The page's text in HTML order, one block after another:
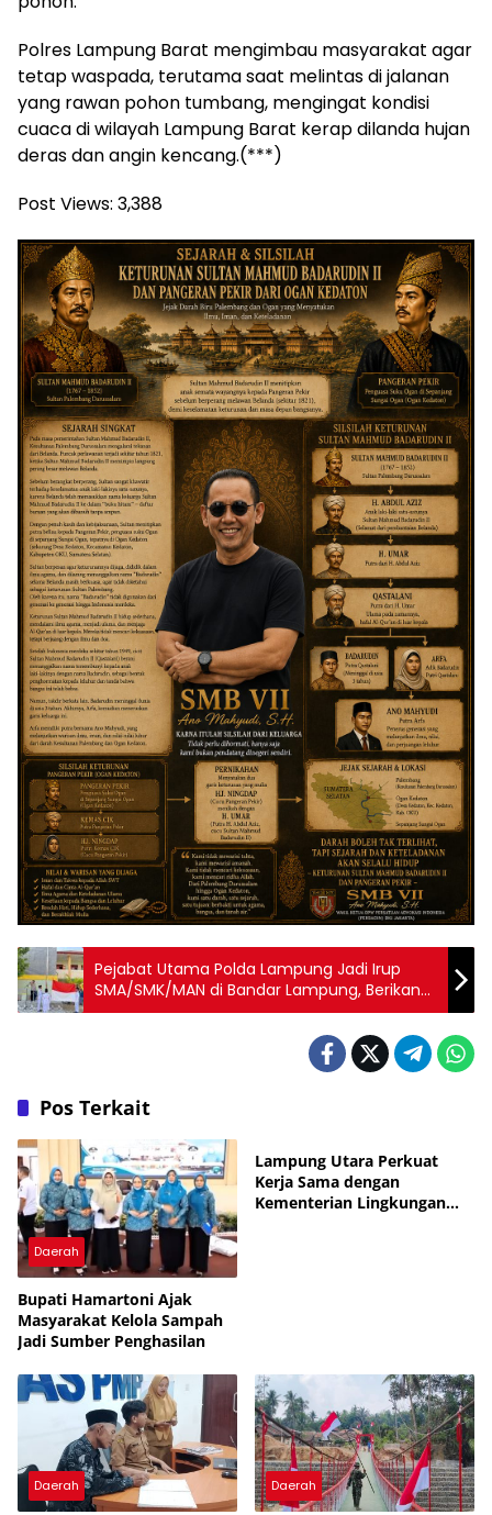
Polres Lampung Barat mengimbau masyarakat agar
tetap waspada, terutama saat melintas di jalanan
yang rawan pohon tumbang, mengingat kondisi
cuaca di wilayah Lampung Barat kerap dilanda hujan
deras dan angin kencang.(***)
Post Views: 3,388
Pejabat Utama Polda Lampung Jadi Irup
SMA/SMK/MAN di Bandar Lampung, Berikan
Edukasi Langsung Ke Generasi Muda
Pos Terkait
Daerah
Bupati Hamartoni Ajak
Masyarakat Kelola Sampah
Jadi Sumber Penghasilan
Lampung Utara Perkuat
Kerja Sama dengan
Kementerian Lingkungan
Daerah Daerah